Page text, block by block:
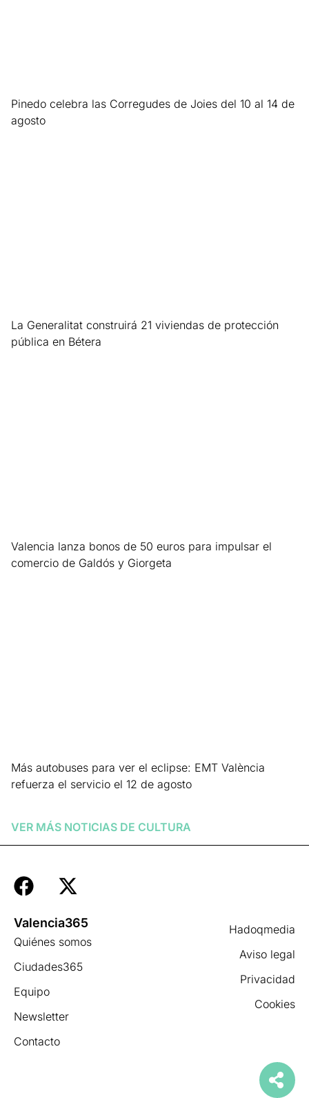
Pinedo celebra las Corregudes de Joies del 10 al 14 de
agosto
La Generalitat construirá 21 viviendas de protección
pública en Bétera
Valencia lanza bonos de 50 euros para impulsar el
comercio de Galdós y Giorgeta
Más autobuses para ver el eclipse: EMT València
refuerza el servicio el 12 de agosto
VER MÁS NOTICIAS DE CULTURA
Hadoqmedia
Aviso legal
Privacidad
Cookies
Valencia365
Quiénes somos
Ciudades365
Equipo
Newsletter
Contacto